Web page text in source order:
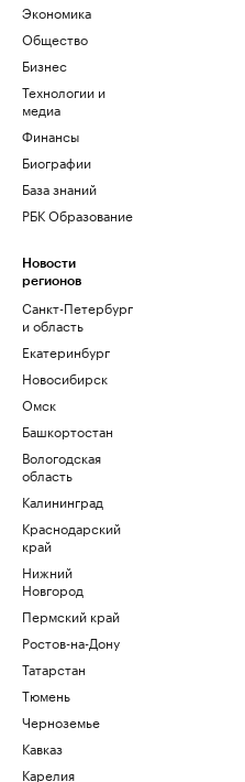
Экономика
Общество
Бизнес
Технологии и
медиа
Финансы
Биографии
База знаний
РБК Образование
Новости
регионов
Санкт-Петербург
и область
Екатеринбург
Новосибирск
Омск
Башкортостан
Вологодская
область
Калининград
Краснодарский
край
Нижний
Новгород
Пермский край
Ростов-на-Дону
Татарстан
Тюмень
Черноземье
Кавказ
Карелия